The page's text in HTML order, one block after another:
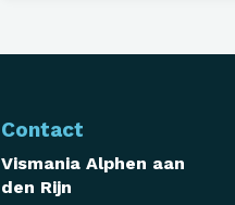
Contact
Vismania Alphen aan
den Rijn